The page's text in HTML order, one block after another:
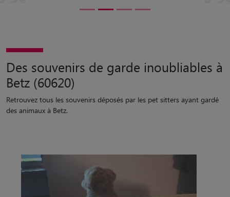
Des souvenirs de garde inoubliables à
Betz (60620)
Retrouvez tous les souvenirs déposés par les pet sitters ayant gardé
des animaux à Betz.